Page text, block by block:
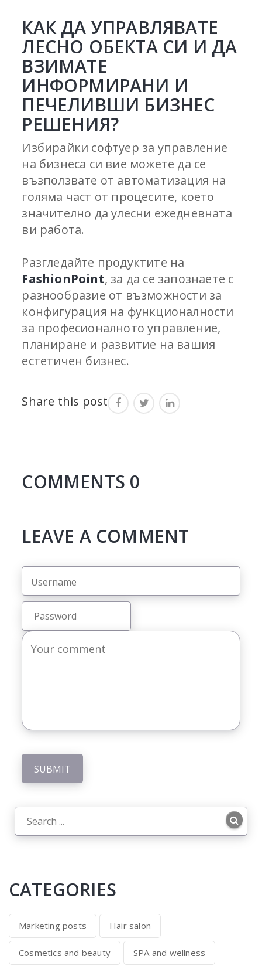
КАК ДА УПРАВЛЯВАТЕ
ЛЕСНО ОБЕКТА СИ И ДА
ВЗИМАТЕ
ИНФОРМИРАНИ И
ПЕЧЕЛИВШИ БИЗНЕС
РЕШЕНИЯ?
Избирайки софтуер за управление
на бизнеса си вие можете да се
възползвате от автоматизация на
голяма част от процесите, което
значително да улесни ежедневната
ви работа.
Разгледайте продуктите на
FashionPoint, за да се запознаете с
разнообразие от възможности за
конфигурация на функционалности
за професионалното управление,
планиране и развитие на вашия
естетичен бизнес.
Share this post
COMMENTS 0
LEAVE A COMMENT
CATEGORIES
Marketing posts Hair salon
Cosmetics and beauty SPA and wellness